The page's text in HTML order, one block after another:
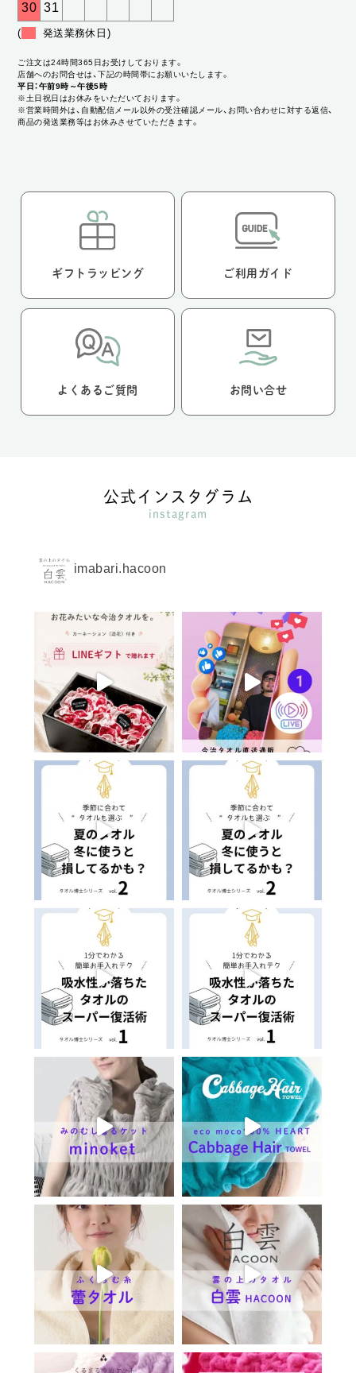
30 31
( 発送業務休日)
ご注文は24時間365日お受けしております。
店舗へのお問合せは、下記の時間帯にお願いいたします。
平日：午前9時～午後5時
※土日祝日はお休みをいただいております。
※営業時間外は、自動配信メール以外の受注確認メール、お問い合わせに対する返信、
商品の発送業務等はお休みさせていただきます。
ギフトラッピング ご利用ガイド
よくあるご質問 お問い合せ
公式インスタグラム
instagram
imabari.hacoon